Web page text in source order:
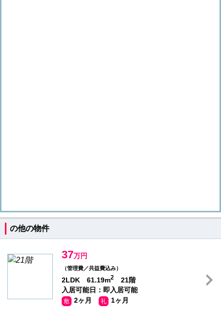
の他の物件
37万円
（管理費／共益費込み）
2LDK 61.19m2
21階
入居可能日：即入居可能
敷 2ヶ月 礼 1ヶ月